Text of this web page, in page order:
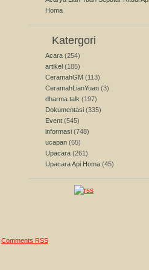
Homa
Katergori
Acara (254)
artikel (185)
CeramahGM (113)
CeramahLianYuan (3)
dharma talk (197)
Dokumentasi (335)
Event (545)
informasi (748)
ucapan (65)
Upacara (261)
Upacara Api Homa (45)
Comments RSS